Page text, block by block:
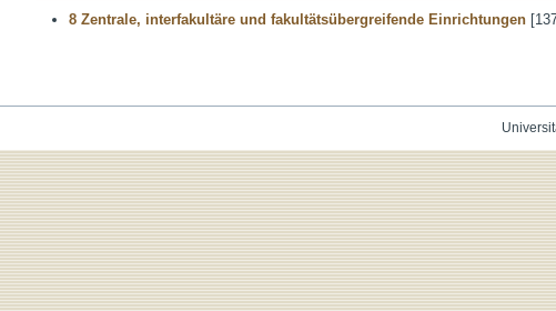
8 Zentrale, interfakultäre und fakultätsübergreifende Einrichtungen